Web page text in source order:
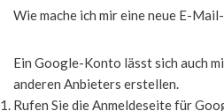
Wie mache ich mir eine neue E-
Ein Google-Konto lässt sich auch
anderen Anbieters erstellen.
Rufen Sie die Anmeldeseite für